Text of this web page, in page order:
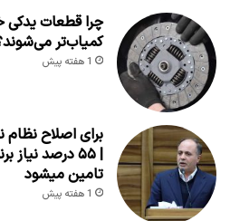
چرا قطعات یدکی
کمیاب‌تر
1 هفته پیش
برای اصلاح
| ۵۵ درصد
تامین میشود
1 هفته پیش